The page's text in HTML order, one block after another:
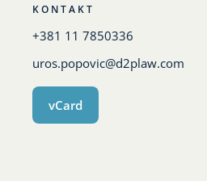
KONTAKT
+381 11 7850336
uros.popovic@d2plaw.com
vCard